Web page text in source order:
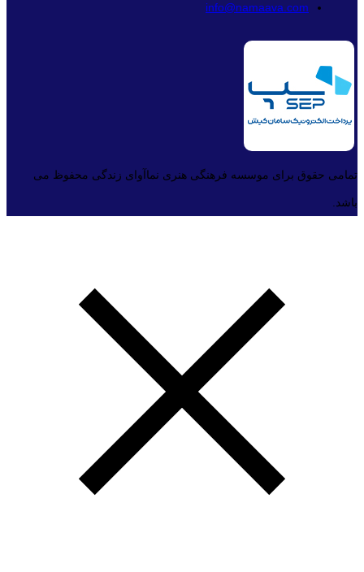
info@namaava.com
تمامی حقوق برای موسسه فرهنگی هنری نماآوای زندگی محفوظ می
باشد.